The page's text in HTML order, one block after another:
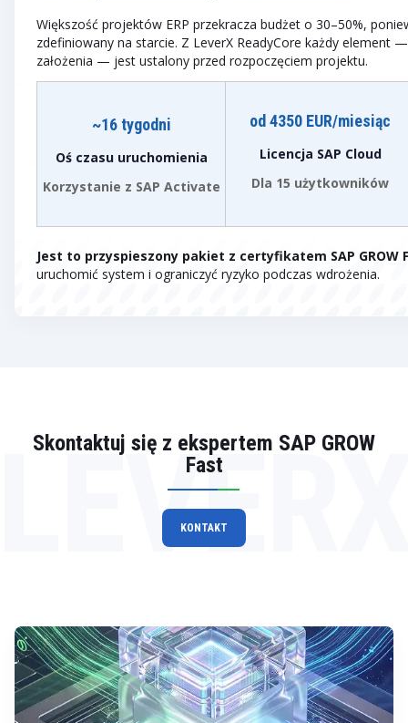
Większość projektów ERP przekracza budżet o 30–50%,
zdefiniowany na starcie. Z LeverX ReadyCore każdy element
założenia — jest ustalony przed rozpoczęciem projektu.
~16 tygodni
Oś czasu uruchomienia
Korzystanie z SAP Activate
od 4350 EUR/miesiąc
Licencja SAP Cloud
Dla 15 użytkowników
Jest to przyspieszony pakiet z certyfikatem SAP GROW
uruchomić system i ograniczyć ryzyko podczas wdrożenia.
Skontaktuj się z ekspertem SAP GROW
Fast
KONTAKT